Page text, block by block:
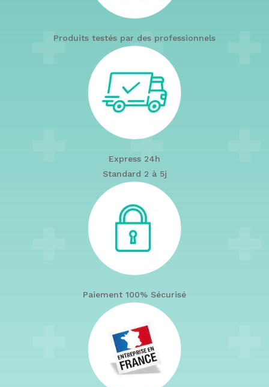
Produits testés par des professionnels
Express 24h
Standard 2 à 5j
Paiement 100% Sécurisé